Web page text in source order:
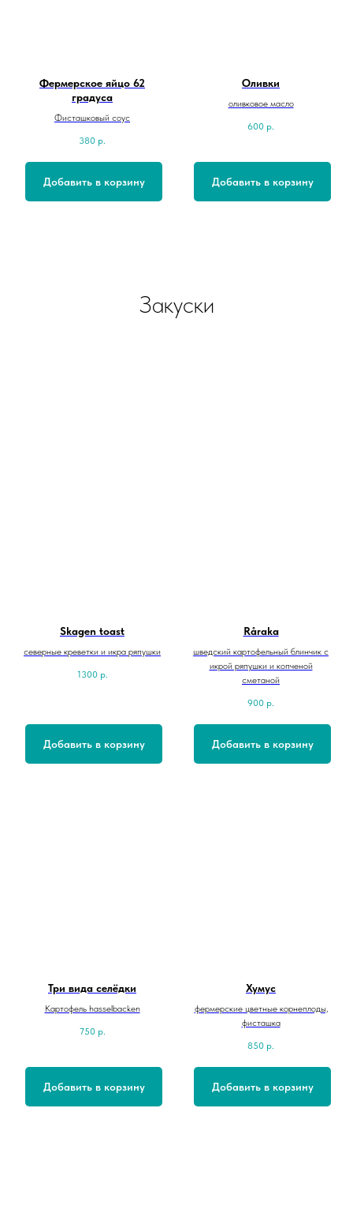
Фермерское яйцо 62
градуса
Фисташковый соус
380 р.
Добавить в корзину
Оливки
оливковое масло
600 р.
Добавить в корзину
Закуски
Skagen toast
северные креветки и икра ряпушки
1300 р.
Добавить в корзину
Råraka
шведский картофельный блинчик с
икрой ряпушки и копченой
сметаной
900 р.
Добавить в корзину
Три вида селёдки
Картофель hasselbacken
750 р.
Добавить в корзину
Хумус
фермерские цветные корнеплоды,
фисташка
850 р.
Добавить в корзину